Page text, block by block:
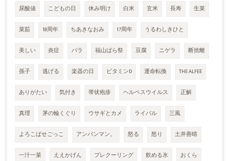
尿酸値 こどもの日 休み明け 白米 玄米 長寿 生菜
菜茹 18周年 ちあきなおみ 17周年 うるわしきひと
美しい 炎症 バラ 福山ばら祭 豆腐 ニゲラ 断捨離
孫子 逃げる 楽器の日 ビタミンD 運命転換 THE ALFEE
ありがたい 気付き 帯状疱疹 ヘルペスウイルス 正解
真理 茅の輪くぐり ウサギとカメ ライバル 三風
よろこばせごっこ アンパンマン。 怒る 怒り 土井善晴
一汁一菜 ええかげん プレクーリング 飲める氷 おくら